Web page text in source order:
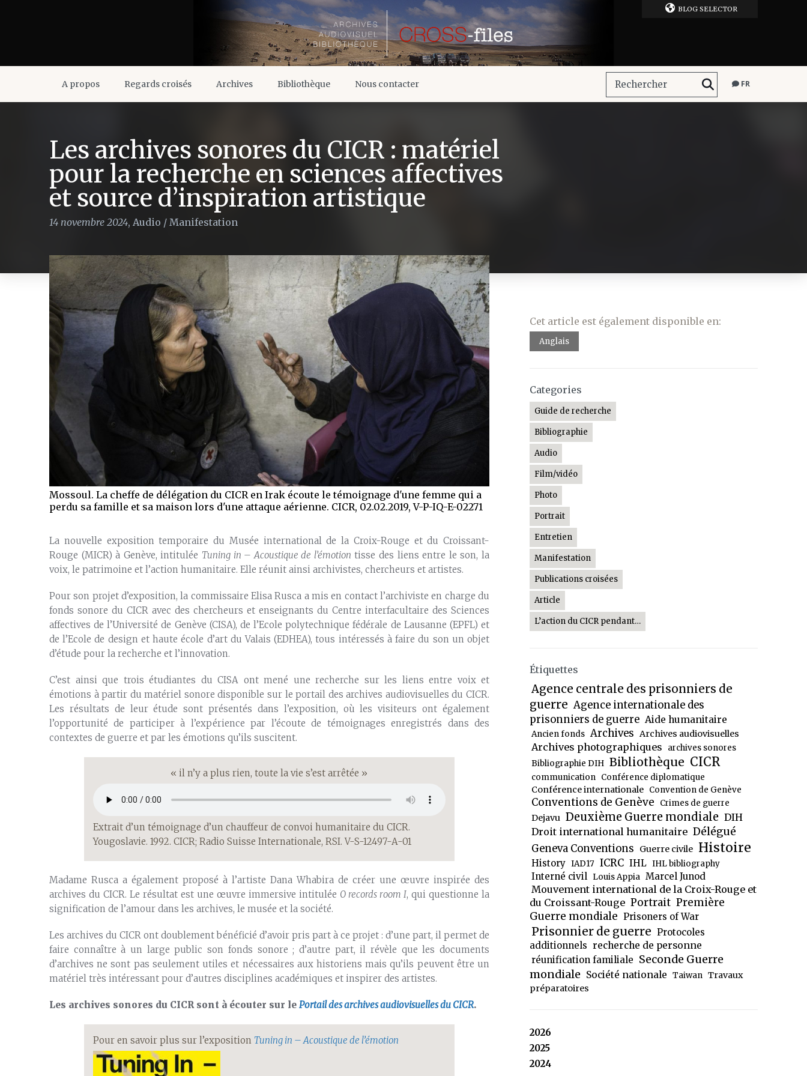
BLOG SELECTOR
A propos Regards croisés Archives Bibliothèque Nous contacter FR
Les archives sonores du CICR : matériel
pour la recherche en sciences affectives
et source d’inspiration artistique
14 novembre 2024, Audio / Manifestation
Mossoul. La cheffe de délégation du CICR en Irak écoute le témoignage d'une femme qui a
perdu sa famille et sa maison lors d'une attaque aérienne. CICR, 02.02.2019, V-P-IQ-E-02271
La nouvelle exposition temporaire du Musée international de la Croix-Rouge et du Croissant-
Rouge (MICR) à Genève, intitulée Tuning in – Acoustique de l’émotion tisse des liens entre le son, la
voix, le patrimoine et l’action humanitaire. Elle réunit ainsi archivistes, chercheurs et artistes.
Pour son projet d’exposition, la commissaire Elisa Rusca a mis en contact l’archiviste en charge du
fonds sonore du CICR avec des chercheurs et enseignants du Centre interfacultaire des Sciences
affectives de l’Université de Genève (CISA), de l’Ecole polytechnique fédérale de Lausanne (EPFL) et
de l’Ecole de design et haute école d’art du Valais (EDHEA), tous intéressés à faire du son un objet
d’étude pour la recherche et l’innovation.
C’est ainsi que trois étudiantes du CISA ont mené une recherche sur les liens entre voix et
émotions à partir du matériel sonore disponible sur le portail des archives audiovisuelles du CICR.
Les résultats de leur étude sont présentés dans l’exposition, où les visiteurs ont également
l’opportunité de participer à l’expérience par l’écoute de témoignages enregistrés dans des
contextes de guerre et par les émotions qu’ils suscitent.
« il n’y a plus rien, toute la vie s’est arrêtée »
Extrait d’un témoignage d’un chauffeur de convoi humanitaire du CICR.
Yougoslavie. 1992. CICR; Radio Suisse Internationale, RSI. V-S-12497-A-01
Madame Rusca a également proposé à l’artiste Dana Whabira de créer une œuvre inspirée des
archives du CICR. Le résultat est une œuvre immersive intitulée O records room I, qui questionne la
signification de l’amour dans les archives, le musée et la société.
Les archives du CICR ont doublement bénéficié d’avoir pris part à ce projet : d’une part, il permet de
faire connaître à un large public son fonds sonore ; d’autre part, il révèle que les documents
d’archives ne sont pas seulement utiles et nécessaires aux historiens mais qu’ils peuvent être un
matériel très intéressant pour d’autres disciplines académiques et inspirer des artistes.
Les archives sonores du CICR sont à écouter sur le Portail des archives audiovisuelles du CICR.
Pour en savoir plus sur l’exposition Tuning in – Acoustique de l’émotion
Cet article est également disponible en:
Anglais
Categories
Guide de recherche
Bibliographie
Audio
Film/vidéo
Photo
Portrait
Entretien
Manifestation
Publications croisées
Article
L’action du CICR pendant…
Étiquettes
Agence centrale des prisonniers de
guerre Agence internationale des
prisonniers de guerre Aide humanitaire
Ancien fonds Archives Archives audiovisuelles
Archives photographiques
archives sonores
Bibliographie DIH Bibliothèque CICR
communication Conférence diplomatique
Conférence internationale Convention de Genève
Conventions de Genève Crimes de guerre
Dejavu Deuxième Guerre mondiale DIH
Droit international humanitaire Délégué
Geneva Conventions Guerre civile Histoire
History IAD17 ICRC IHL IHL bibliography
Interné civil Louis Appia Marcel Junod
Mouvement international de la Croix-Rouge et
du Croissant-Rouge Portrait Première
Guerre mondiale Prisoners of War
Prisonnier de guerre Protocoles
additionnels recherche de personne
réunification familiale Seconde Guerre
mondiale Société nationale Taiwan Travaux
préparatoires
2026
2025
2024